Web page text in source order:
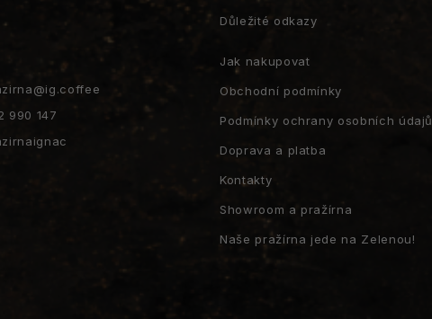
@ig.coffee
990 147
Důležité odkazy
Jak nakupovat
Obchodní podmínky
Podmínky ochrany osobních údajů
Doprava a platba
Kontakty
Showroom a pražírna
Naše pražírna jede na Zelenou!